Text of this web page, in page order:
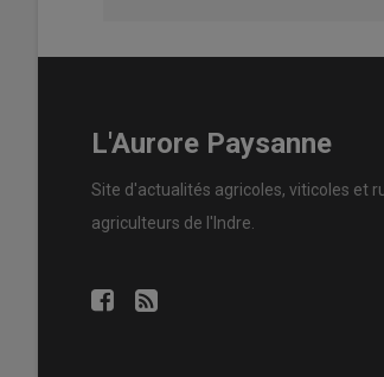
L'Aurore Paysanne
Site d'actualités agricoles, viticoles et
agriculteurs de l'Indre.